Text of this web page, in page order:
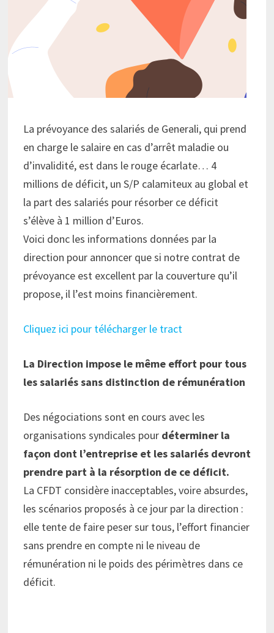
La prévoyance des salariés de Generali, qui prend
en charge le salaire en cas d’arrêt maladie ou
d’invalidité, est dans le rouge écarlate… 4
millions de déficit, un S/P calamiteux au global et
la part des salariés pour résorber ce déficit
s’élève à 1 million d’Euros.
Voici donc les informations données par la
direction pour annoncer que si notre contrat de
prévoyance est excellent par la couverture qu’il
propose, il l’est moins financièrement.
Cliquez ici pour télécharger le tract
La Direction impose le même effort pour tous
les salariés sans distinction de rémunération
Des négociations sont en cours avec les
organisations syndicales pour déterminer la
façon dont l’entreprise et les salariés devront
prendre part à la résorption de ce déficit.
La CFDT considère inacceptables, voire absurdes,
les scénarios proposés à ce jour par la direction :
elle tente de faire peser sur tous, l’effort financier
sans prendre en compte ni le niveau de
rémunération ni le poids des périmètres dans ce
déficit.